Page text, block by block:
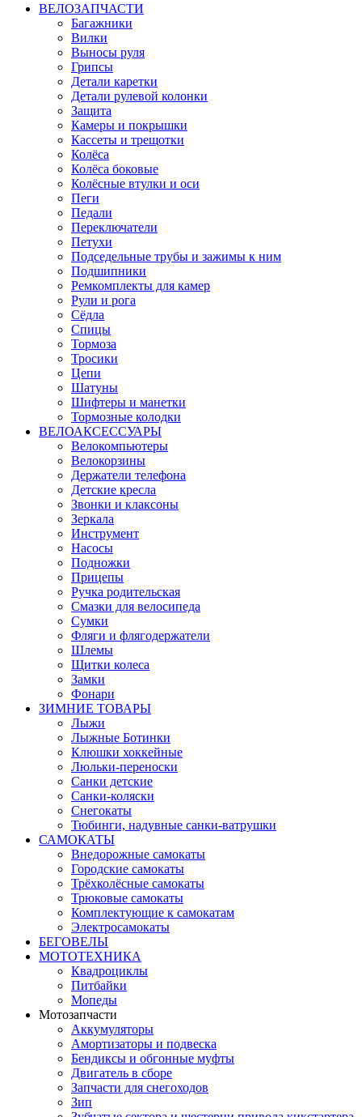
ВЕЛОЗАПЧАСТИ
Багажники
Вилки
Выносы руля
Грипсы
Детали каретки
Детали рулевой колонки
Защита
Камеры и покрышки
Кассеты и трещотки
Колёса
Колёса боковые
Колёсные втулки и оси
Пеги
Педали
Переключатели
Петухи
Подседельные трубы и зажимы к ним
Подшипники
Ремкомплекты для камер
Рули и рога
Сёдла
Спицы
Тормоза
Тросики
Цепи
Шатуны
Шифтеры и манетки
Тормозные колодки
ВЕЛОАКСЕССУАРЫ
Велокомпьютеры
Велокорзины
Держатели телефона
Детские кресла
Звонки и клаксоны
Зеркала
Инструмент
Насосы
Подножки
Прицепы
Ручка родительская
Смазки для велосипеда
Сумки
Фляги и флягодержатели
Шлемы
Щитки колеса
Замки
Фонари
ЗИМНИЕ ТОВАРЫ
Лыжи
Лыжные Ботинки
Клюшки хоккейные
Люльки-переноски
Санки детские
Санки-коляски
Снегокаты
Тюбинги, надувные санки-ватрушки
САМОКАТЫ
Внедорожные самокаты
Городские самокаты
Трёхколёсные самокаты
Трюковые самокаты
Комплектующие к самокатам
Электросамокаты
БЕГОВЕЛЫ
МОТОТЕХНИКА
Квадроциклы
Питбайки
Мопеды
Мотозапчасти
Аккумуляторы
Амортизаторы и подвеска
Бендиксы и обгонные муфты
Двигатель в сборе
Запчасти для снегоходов
Зип